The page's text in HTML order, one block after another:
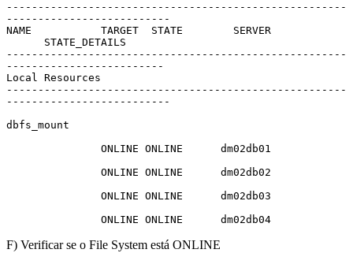
------------------------------------------------------
--------------------------
NAME           TARGET  STATE        SERVER
STATE_DETAILS
------------------------------------------------------
-------------------------
Local Resources
------------------------------------------------------
--------------------------
dbfs_mount
ONLINE ONLINE      dm02db01
ONLINE ONLINE      dm02db02
ONLINE ONLINE      dm02db03
ONLINE ONLINE      dm02db04
F) Verificar se o File System está ONLINE